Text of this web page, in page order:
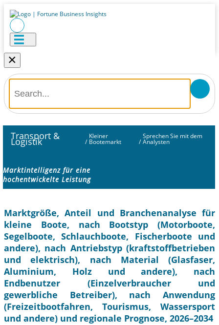
×
Transport &
Logistik /
Kleiner
Bootemarkt /
Sprechen Sie mit dem
Analysten
Marktintelligenz für eine
hochentwickelte Leistung
Marktgröße, Anteil und Branchenanalyse für
kleine Boote, nach Bootstyp (Motorboote,
Segelboote, Schlauchboote, Fischerboote und
andere), nach Antriebstyp (kraftstoffbetrieben
und elektrisch), nach Material (Glasfaser,
Aluminium, Holz und andere), nach
Endbenutzer (Einzelverbraucher und
gewerbliche Betreiber), nach Anwendung
(Freizeitbootfahren, Tourismus, Wassersport
und andere) und regionale Prognose, 2026–2034